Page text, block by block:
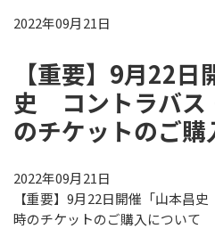
座席表
よくあるご質問
22歳以下チケットについて
教育プログラム
静岡の名手たち
2022年09月21日
【重要】9月22日
史 コントラバス
のチケットのご購
2022年09月21日
【重要】9月22日開催「山本昌
時のチケットのご購入について